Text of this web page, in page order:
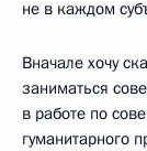
не в каждом
Вначале хочу
заниматься
в работе по
гуманитарного